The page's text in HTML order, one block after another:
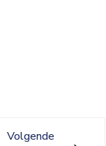
Volgende